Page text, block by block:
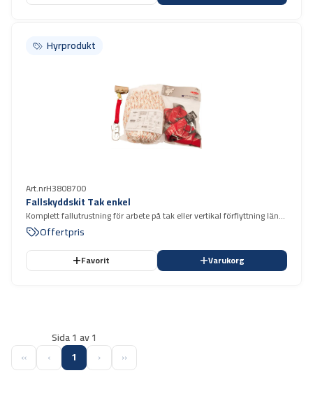
Hyrprodukt
Hyrprodukt
Art.nrH3808700
Fallskyddskit Tak enkel
Komplett fallutrustning för arbete på tak eller vertikal förflyttning längs
stege. ställning. fasad m.m.
Offertpris
Favorit Varukorg
Sida 1 av 1
‹‹
‹ 1 › ››